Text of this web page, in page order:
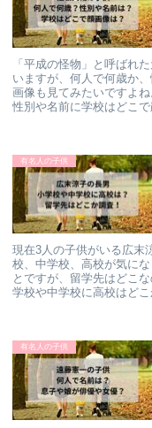
「平成の怪物」と呼ばれ
いますが、何人で何歳か
画像も見てみたいですよ
性別や名前に学校はどこ
有名人の子供
現在3人の子供がいる広末
校、中学校、高校が気に
とですが、留学先はどこ
学校や中学校に高校はど
有名人の子供